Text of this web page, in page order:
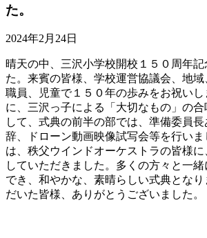
た。
2024年2月24日
晴天の中、三沢小学校開校１５０周年
た。来賓の皆様、学校運営協議会、地
職員、児童で１５０年の歩みをお祝い
に、三沢っ子による「大切なもの」の
して、式典の前半の部では、準備委員
辞、ドローン動画映像試写会等を行い
は、秩父ウインドオーケストラの皆様
していただきました。多くの方々と一
でき、和やかな、素晴らしい式典とな
だいた皆様、ありがとうございました。